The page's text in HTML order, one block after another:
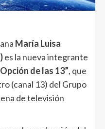
María Luisa
es la nueva integrante
Opción de las 13”, que
(canal 13) del Grupo
de televisión